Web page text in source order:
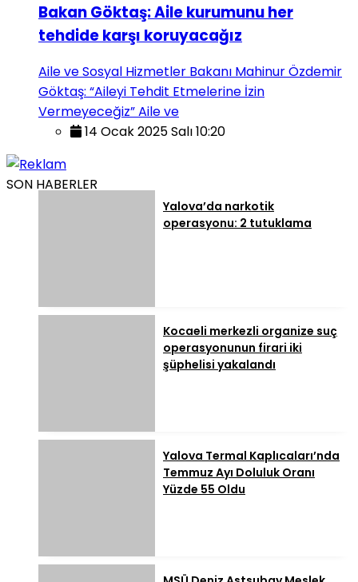
Bakan Göktaş: Aile kurumunu her
tehdide karşı koruyacağız
Aile ve Sosyal Hizmetler Bakanı Mahinur Özdemir
Göktaş: “Aileyi Tehdit Etmelerine İzin
Vermeyeceğiz” Aile ve
14 Ocak 2025 Salı 10:20
SON HABERLER
Yalova’da narkotik
operasyonu: 2 tutuklama
Kocaeli merkezli organize suç
operasyonunun firari iki
şüphelisi yakalandı
Yalova Termal Kaplıcaları’nda
Temmuz Ayı Doluluk Oranı
Yüzde 55 Oldu